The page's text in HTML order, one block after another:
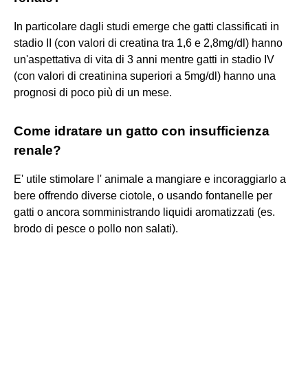
In particolare dagli studi emerge che gatti classificati in
stadio II (con valori di creatina tra 1,6 e 2,8mg/dl) hanno
un'aspettativa di vita di 3 anni mentre gatti in stadio IV
(con valori di creatinina superiori a 5mg/dl) hanno una
prognosi di poco più di un mese.
Come idratare un gatto con insufficienza
renale?
E' utile stimolare l' animale a mangiare e incoraggiarlo a
bere offrendo diverse ciotole, o usando fontanelle per
gatti o ancora somministrando liquidi aromatizzati (es.
brodo di pesce o pollo non salati).